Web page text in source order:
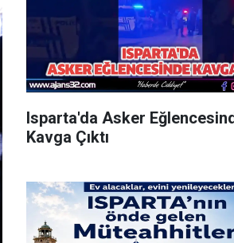
Isparta'da Asker
Kavga Çıktı